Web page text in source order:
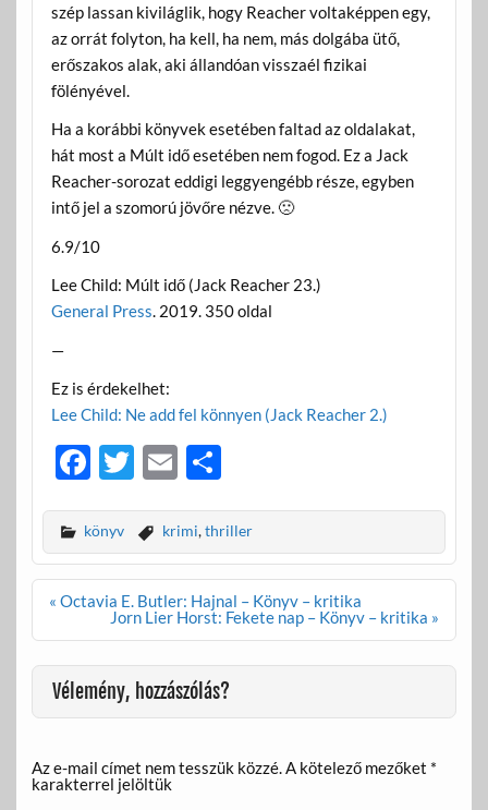
szép lassan kiviláglik, hogy Reacher voltaképpen egy,
az orrát folyton, ha kell, ha nem, más dolgába ütő,
erőszakos alak, aki állandóan visszaél fizikai
fölényével.
Ha a korábbi könyvek esetében faltad az oldalakat,
hát most a Múlt idő esetében nem fogod. Ez a Jack
Reacher-sorozat eddigi leggyengébb része, egyben
intő jel a szomorú jövőre nézve. 🙁
6.9/10
Lee Child: Múlt idő (Jack Reacher 23.)
General Press. 2019. 350 oldal
—
Ez is érdekelhet:
Lee Child: Ne add fel könnyen (Jack Reacher 2.)
F
e
b
o
o
k
T
itt
er
E
ail
O
za
m
e
g
könyv krimi,thriller
Bejegyzés
navigáció
« Octavia E. Butler: Hajnal – Könyv – kritika
Jorn Lier Horst: Fekete nap – Könyv – kritika »
Vélemény, hozzászólás?
Az e-mail címet nem tesszük közzé.A kötelező mezőket *
karakterrel jelöltük